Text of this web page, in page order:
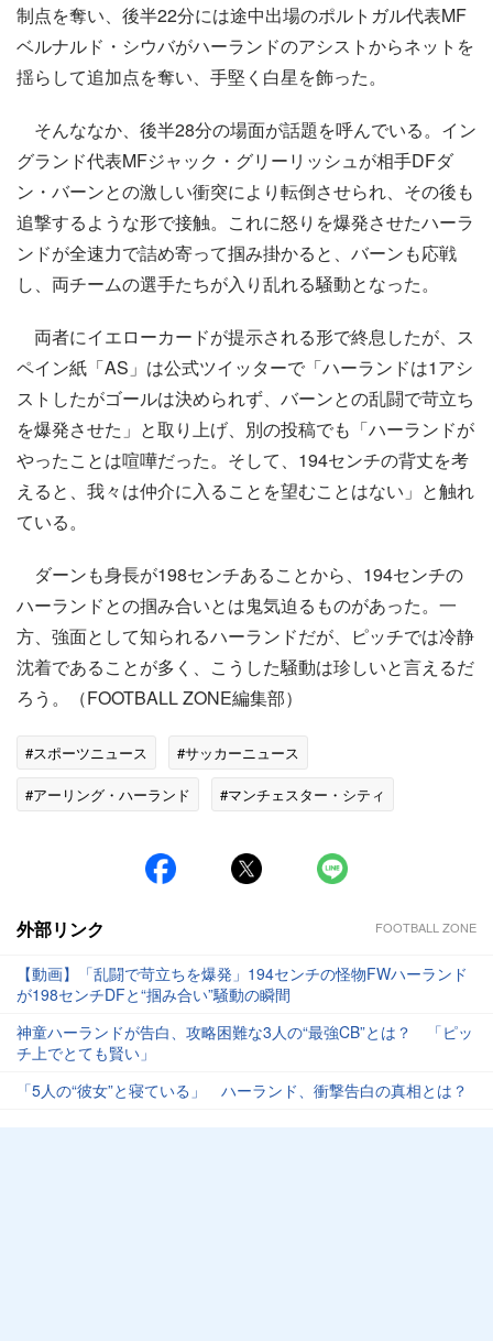
制点を奪い、後半22分には途中出場のポルトガル代表MF
ベルナルド・シウバがハーランドのアシストからネットを
揺らして追加点を奪い、手堅く白星を飾った。
そんななか、後半28分の場面が話題を呼んでいる。イン
グランド代表MFジャック・グリーリッシュが相手DFダ
ン・バーンとの激しい衝突により転倒させられ、その後も
追撃するような形で接触。これに怒りを爆発させたハーラ
ンドが全速力で詰め寄って掴み掛かると、バーンも応戦
し、両チームの選手たちが入り乱れる騒動となった。
両者にイエローカードが提示される形で終息したが、ス
ペイン紙「AS」は公式ツイッターで「ハーランドは1アシ
ストしたがゴールは決められず、バーンとの乱闘で苛立ち
を爆発させた」と取り上げ、別の投稿でも「ハーランドが
やったことは喧嘩だった。そして、194センチの背丈を考
えると、我々は仲介に入ることを望むことはない」と触れ
ている。
ダーンも身長が198センチあることから、194センチの
ハーランドとの掴み合いとは鬼気迫るものがあった。一
方、強面として知られるハーランドだが、ピッチでは冷静
沈着であることが多く、こうした騒動は珍しいと言えるだ
ろう。（FOOTBALL ZONE編集部）
#スポーツニュース
#サッカーニュース
#アーリング・ハーランド
#マンチェスター・シティ
外部リンク FOOTBALL ZONE
【動画】「乱闘で苛立ちを爆発」194センチの怪物FWハーランド
が198センチDFと“掴み合い”騒動の瞬間
神童ハーランドが告白、攻略困難な3人の“最強CB”とは？ 「ピッ
チ上でとても賢い」
「5人の“彼女”と寝ている」 ハーランド、衝撃告白の真相とは？